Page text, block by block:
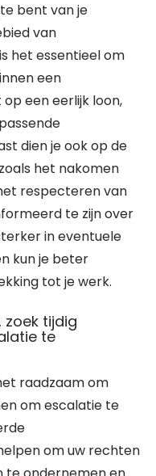
bent van je
van
het essentieel om
een
een eerlijk loon,
dien je ook op de
het nakomen
respecteren van
te zijn over
in eventuele
kun je beter
tot je werk.
zoek tijdig
te
raadzaam om
om escalatie te
om uw rechten